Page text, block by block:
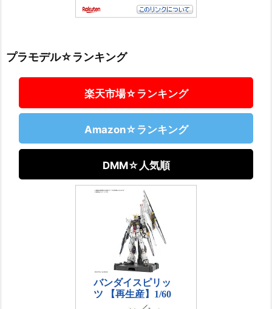
プラモデル☆ランキング
楽天市場☆ランキング
Amazon☆ランキング
DMM☆人気順